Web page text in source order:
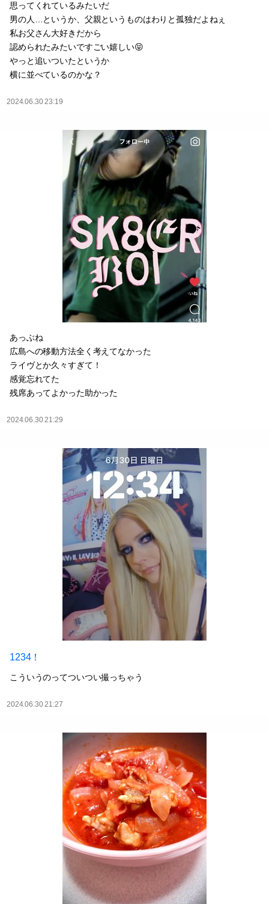
思ってくれているみたいだ
男の人…というか、父親というものはわりと孤独だよねぇ
私お父さん大好きだから
認められたみたいですごい嬉しい😝
やっと追いついたというか
横に並べているのかな？
2024.06.30 23:19
あっぶね
広島への移動方法全く考えてなかった
ライヴとか久々すぎて！
感覚忘れてた
残席あってよかった助かった
2024.06.30 21:29
1234！
こういうのってついつい撮っちゃう
2024.06.30 21:27